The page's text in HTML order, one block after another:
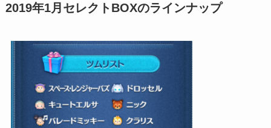
2019年1月セレクトBOXのラインナップ